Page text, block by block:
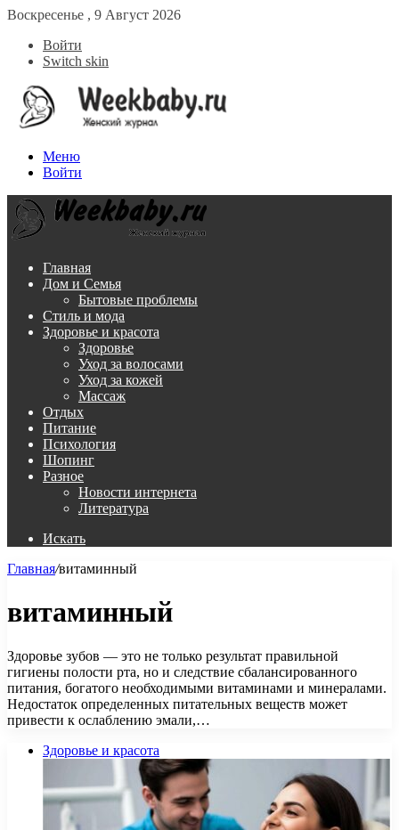
Воскресенье , 9 Август 2026
Войти
Switch skin
Меню
Войти
Главная
Дом и Семья
Бытовые проблемы
Стиль и мода
Здоровье и красота
Здоровье
Уход за волосами
Уход за кожей
Массаж
Отдых
Питание
Психология
Шопинг
Разное
Новости интернета
Литература
Искать
Главная/витаминный
витаминный
Здоровье зубов — это не только результат правильной
гигиены полости рта, но и следствие сбалансированного
питания, богатого необходимыми витаминами и минералами.
Недостаток определенных питательных веществ может
привести к ослаблению эмали,…
Здоровье и красота